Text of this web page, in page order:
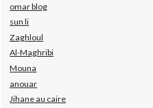
omar blog
sun li
Zaghloul
Al-Maghribi
Mouna
anouar
Jihane au caire